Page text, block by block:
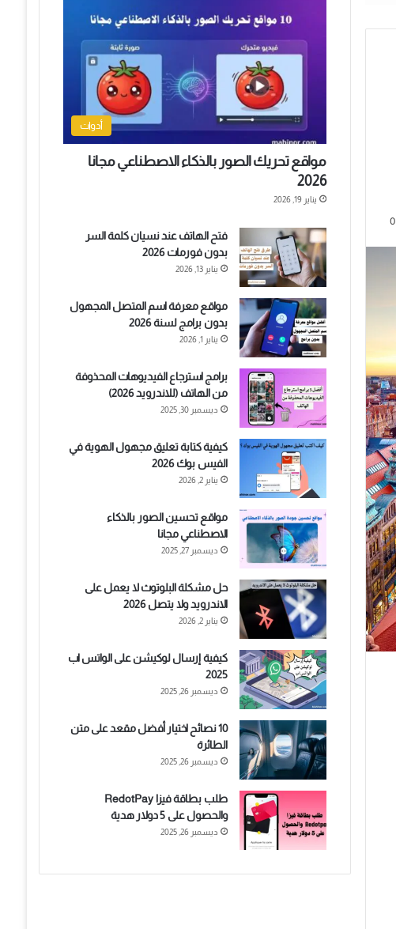
0
أدوات
مواقع تحريك الصور بالذكاء الاصطناعي مجانا
2026
يناير 19, 2026
فتح الهاتف عند نسيان كلمة السر
بدون فورمات 2026
يناير 13, 2026
مواقع معرفة اسم المتصل المجهول
بدون برامج لسنة 2026
يناير 1, 2026
برامج استرجاع الفيديوهات المحذوفة
من الهاتف (للاندرويد 2026)
ديسمبر 30, 2025
كيفية كتابة تعليق مجهول الهوية في
الفيس بوك 2026
يناير 2, 2026
مواقع تحسين الصور بالذكاء
الاصطناعي مجانا
ديسمبر 27, 2025
حل مشكلة البلوتوث لا يعمل على
الاندرويد ولا يتصل 2026
يناير 2, 2026
كيفية إرسال لوكيشن على الواتس اب
2025
ديسمبر 26, 2025
10 نصائح اختيار أفضل مقعد على متن
الطائرة
ديسمبر 26, 2025
طلب بطاقة فيزا RedotPay
والحصول على 5 دولار هدية
ديسمبر 26, 2025